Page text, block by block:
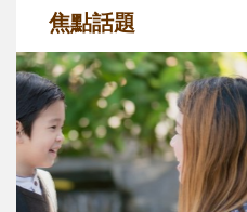
焦點話題
和孩子一起長大的
不同模樣
沒有人天生就擅長當